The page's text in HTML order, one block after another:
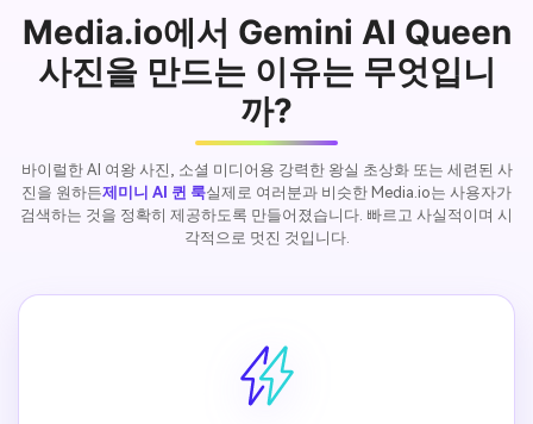
Media.io에서 Gemini AI Queen
사진을 만드는 이유는 무엇입니
까?
바이럴한 AI 여왕 사진, 소셜 미디어용 강력한 왕실 초상화 또는 세련된 사
진을 원하든제미니 AI 퀸 룩실제로 여러분과 비슷한 Media.io는 사용자가
검색하는 것을 정확히 제공하도록 만들어졌습니다. 빠르고 사실적이며 시
각적으로 멋진 것입니다.